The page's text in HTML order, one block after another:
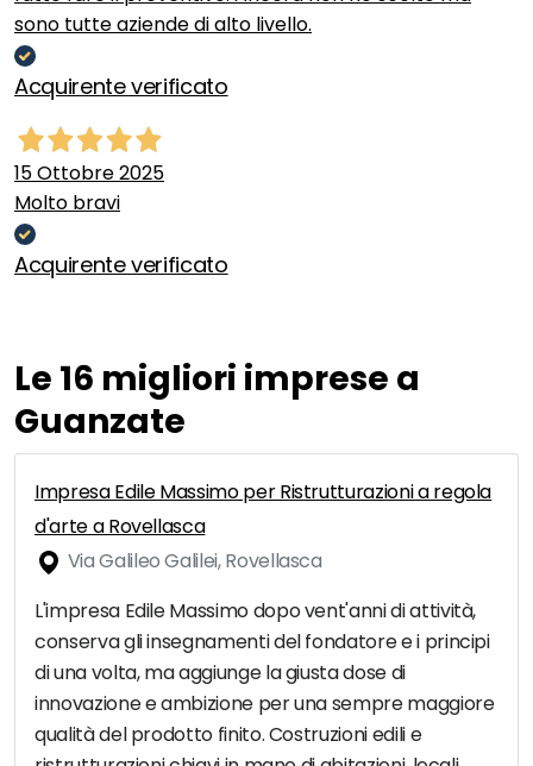
sono tutte aziende di alto livello.
Acquirente verificato
15 Ottobre 2025
Molto bravi
Acquirente verificato
Le 16 migliori imprese a
Guanzate
Impresa Edile Massimo per Ristrutturazioni a regola
d'arte a Rovellasca
Via Galileo Galilei, Rovellasca
L'impresa Edile Massimo dopo vent'anni di attività,
conserva gli insegnamenti del fondatore e i principi
di una volta, ma aggiunge la giusta dose di
innovazione e ambizione per una sempre maggiore
qualità del prodotto finito. Costruzioni edili e